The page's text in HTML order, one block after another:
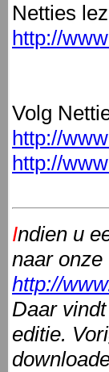
Netties
http://
Volg
http://
http://
Indien u
naar
http://
Daar
editie.